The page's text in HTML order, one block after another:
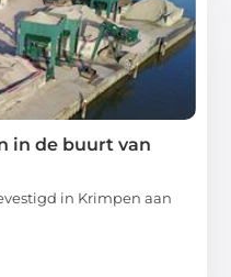
in de buurt van
in Krimpen aan